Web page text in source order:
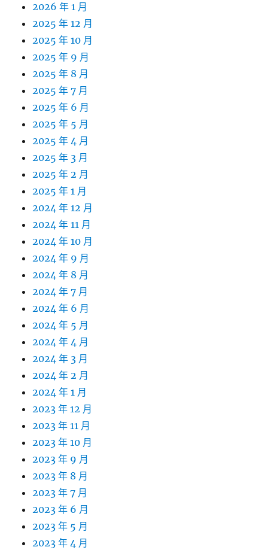
2026 年 1 月
2025 年 12 月
2025 年 10 月
2025 年 9 月
2025 年 8 月
2025 年 7 月
2025 年 6 月
2025 年 5 月
2025 年 4 月
2025 年 3 月
2025 年 2 月
2025 年 1 月
2024 年 12 月
2024 年 11 月
2024 年 10 月
2024 年 9 月
2024 年 8 月
2024 年 7 月
2024 年 6 月
2024 年 5 月
2024 年 4 月
2024 年 3 月
2024 年 2 月
2024 年 1 月
2023 年 12 月
2023 年 11 月
2023 年 10 月
2023 年 9 月
2023 年 8 月
2023 年 7 月
2023 年 6 月
2023 年 5 月
2023 年 4 月